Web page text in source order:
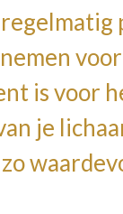
is voor
je